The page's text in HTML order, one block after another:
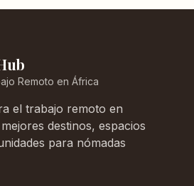
Remoto en África
el trabajo remoto en
destinos, espacios
para nómadas